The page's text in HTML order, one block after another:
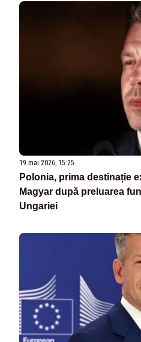
19 mai 2026, 15:25
Polonia, prima destinație
Magyar după preluarea
Ungariei